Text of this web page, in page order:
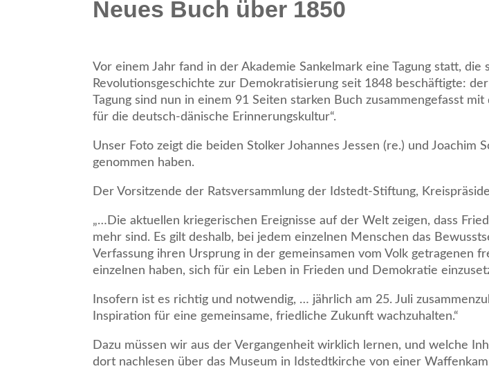
Neues Buch über 1850
Vor einem Jahr fand in der Akademie Sankelmark eine Tagung statt,
Revolutionsgeschichte zur Demokratisierung seit 1848 beschäftigte:
Tagung sind nun in einem 91 Seiten starken Buch zusammengefasst
für die deutsch-dänische Erinnerungskultur“.
Unser Foto zeigt die beiden Stolker Johannes Jessen (re.) und Joachim
genommen haben.
Der Vorsitzende der Ratsversammlung der Idstedt-Stiftung,
„…Die aktuellen kriegerischen Ereignisse auf der Welt zeigen, dass
mehr sind. Es gilt deshalb, bei jedem einzelnen Menschen das
Verfassung ihren Ursprung in der gemeinsamen vom Volk getragenen
einzelnen haben, sich für ein Leben in Frieden und Demokratie
Insofern ist es richtig und notwendig, … jährlich am 25. Juli
Inspiration für eine gemeinsame, friedliche Zukunft wachzuhalten.“
Dazu müssen wir aus der Vergangenheit wirklich lernen, und welche
dort nachlesen über das Museum in Idstedtkirche von einer